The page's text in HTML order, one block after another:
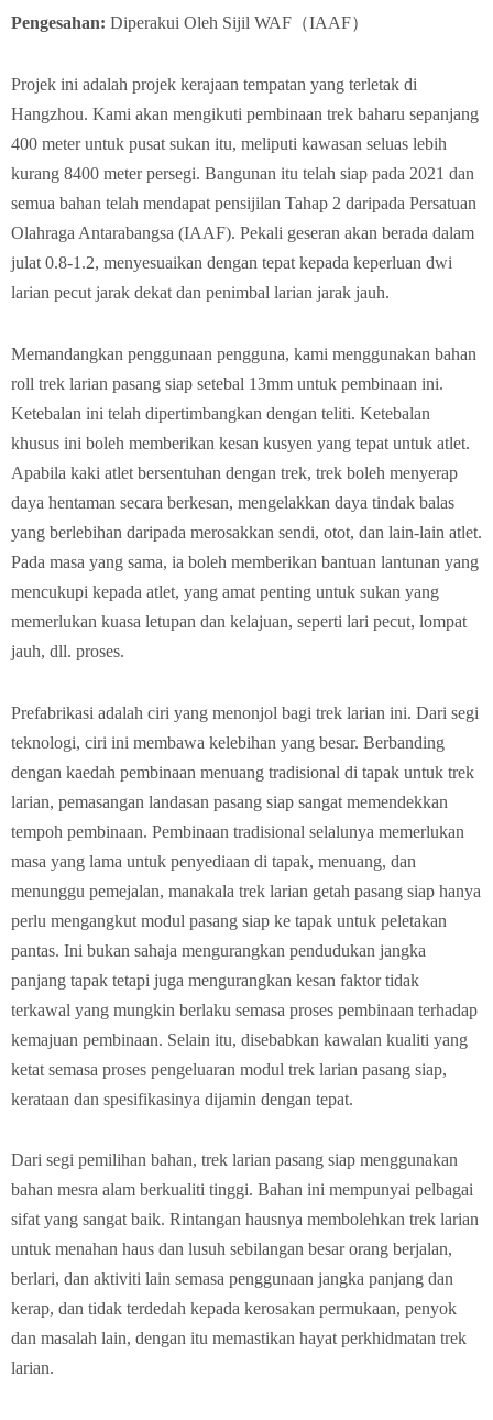
Pengesahan: Diperakui Oleh Sijil WAF（IAAF）
Projek ini adalah projek kerajaan tempatan yang terletak di
Hangzhou. Kami akan mengikuti pembinaan trek baharu sepanjang
400 meter untuk pusat sukan itu, meliputi kawasan seluas lebih
kurang 8400 meter persegi. Bangunan itu telah siap pada 2021 dan
semua bahan telah mendapat pensijilan Tahap 2 daripada Persatuan
Olahraga Antarabangsa (IAAF). Pekali geseran akan berada dalam
julat 0.8-1.2, menyesuaikan dengan tepat kepada keperluan dwi
larian pecut jarak dekat dan penimbal larian jarak jauh.
Memandangkan penggunaan pengguna, kami menggunakan bahan
roll trek larian pasang siap setebal 13mm untuk pembinaan ini.
Ketebalan ini telah dipertimbangkan dengan teliti. Ketebalan
khusus ini boleh memberikan kesan kusyen yang tepat untuk atlet.
Apabila kaki atlet bersentuhan dengan trek, trek boleh menyerap
daya hentaman secara berkesan, mengelakkan daya tindak balas
yang berlebihan daripada merosakkan sendi, otot, dan lain-lain atlet.
Pada masa yang sama, ia boleh memberikan bantuan lantunan yang
mencukupi kepada atlet, yang amat penting untuk sukan yang
memerlukan kuasa letupan dan kelajuan, seperti lari pecut, lompat
jauh, dll. proses.
Prefabrikasi adalah ciri yang menonjol bagi trek larian ini. Dari segi
teknologi, ciri ini membawa kelebihan yang besar. Berbanding
dengan kaedah pembinaan menuang tradisional di tapak untuk trek
larian, pemasangan landasan pasang siap sangat memendekkan
tempoh pembinaan. Pembinaan tradisional selalunya memerlukan
masa yang lama untuk penyediaan di tapak, menuang, dan
menunggu pemejalan, manakala trek larian getah pasang siap hanya
perlu mengangkut modul pasang siap ke tapak untuk peletakan
pantas. Ini bukan sahaja mengurangkan pendudukan jangka
panjang tapak tetapi juga mengurangkan kesan faktor tidak
terkawal yang mungkin berlaku semasa proses pembinaan terhadap
kemajuan pembinaan. Selain itu, disebabkan kawalan kualiti yang
ketat semasa proses pengeluaran modul trek larian pasang siap,
kerataan dan spesifikasinya dijamin dengan tepat.
Dari segi pemilihan bahan, trek larian pasang siap menggunakan
bahan mesra alam berkualiti tinggi. Bahan ini mempunyai pelbagai
sifat yang sangat baik. Rintangan hausnya membolehkan trek larian
untuk menahan haus dan lusuh sebilangan besar orang berjalan,
berlari, dan aktiviti lain semasa penggunaan jangka panjang dan
kerap, dan tidak terdedah kepada kerosakan permukaan, penyok
dan masalah lain, dengan itu memastikan hayat perkhidmatan trek
larian.